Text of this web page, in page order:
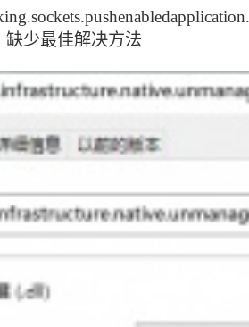
缺少最佳解决方法